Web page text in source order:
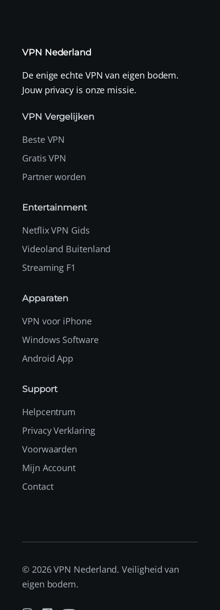
VPN Nederland
De enige echte VPN van eigen bodem.
Jouw privacy is onze missie.
VPN Vergelijken
Beste VPN
Gratis VPN
Partner worden
Entertainment
Netflix VPN Gids
Videoland Buitenland
Streaming F1
Apparaten
VPN voor iPhone
Windows Software
Android App
Support
Helpcentrum
Privacy Verklaring
Voorwaarden
Mijn Account
Contact
© 2026 VPN Nederland. Veiligheid van
eigen bodem.